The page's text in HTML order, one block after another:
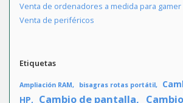
Venta de ordenadores a medida para gamer
Venta de periféricos
Etiquetas
Ampliación RAM bisagras rotas portátil
HP
Cambio de pantalla